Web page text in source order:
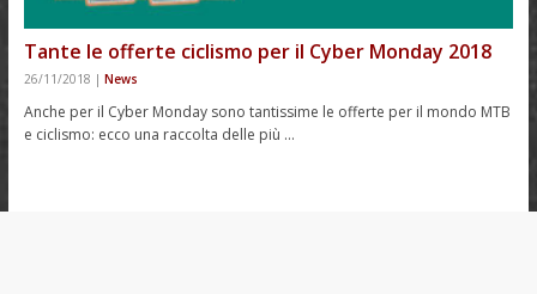
Tante le offerte ciclismo per il Cyber Monday 2018
26/11/2018 | News
Anche per il Cyber Monday sono tantissime le offerte per il mondo MTB
e ciclismo: ecco una raccolta delle più …